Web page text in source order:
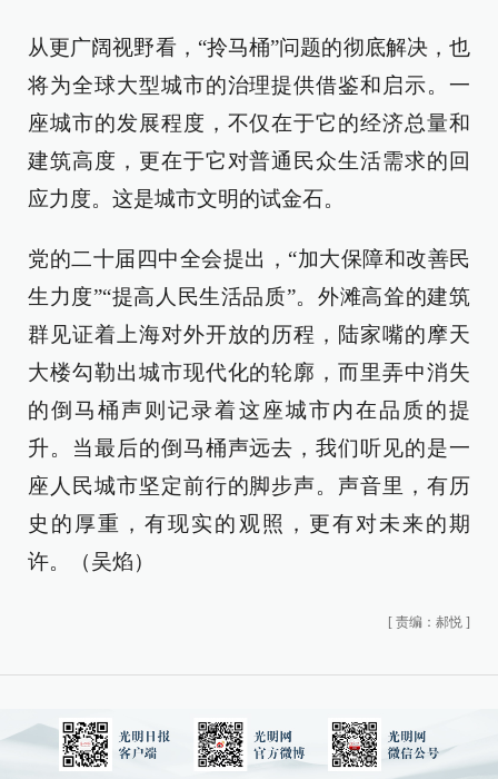
从更广阔视野看，“拎马桶”问题的彻底解决，也
将为全球大型城市的治理提供借鉴和启示。一
座城市的发展程度，不仅在于它的经济总量和
建筑高度，更在于它对普通民众生活需求的回
应力度。这是城市文明的试金石。
党的二十届四中全会提出，“加大保障和改善民
生力度”“提高人民生活品质”。外滩高耸的建筑
群见证着上海对外开放的历程，陆家嘴的摩天
大楼勾勒出城市现代化的轮廓，而里弄中消失
的倒马桶声则记录着这座城市内在品质的提
升。当最后的倒马桶声远去，我们听见的是一
座人民城市坚定前行的脚步声。声音里，有历
史的厚重，有现实的观照，更有对未来的期
许。（吴焰）
[ 责编：郝悦 ]